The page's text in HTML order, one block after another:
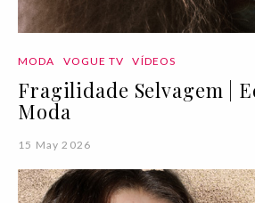
MODA VOGUE TV VÍDEOS
Fragilidade Selvagem |
Moda
15 May 2026